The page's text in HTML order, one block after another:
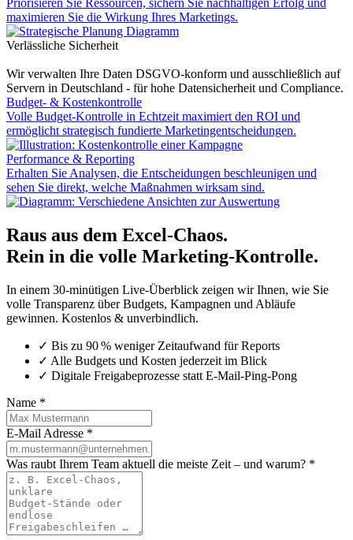
Priorisieren Sie Ressourcen, sichern Sie nachhaltigen Erfolg und
maximieren Sie die Wirkung Ihres Marketings.
Verlässliche Sicherheit
Wir verwalten Ihre Daten DSGVO-konform und ausschließlich auf
Servern in Deutschland - für hohe Datensicherheit und Compliance.
Budget- & Kostenkontrolle
Volle Budget-Kontrolle in Echtzeit maximiert den ROI und
ermöglicht strategisch fundierte Marketing­entscheidungen.
Performance & Reporting
Erhalten Sie Analysen, die Entscheidungen beschleunigen und
sehen Sie direkt, welche Maßnahmen wirksam sind.
Raus aus dem Excel-Chaos.
Rein in die volle Marketing-Kontrolle.
In einem 30‑minütigen Live‑Überblick zeigen wir Ihnen, wie Sie
volle Transparenz über Budgets, Kampagnen und Abläufe
gewinnen. Kostenlos & unverbindlich.
✓ Bis zu 90 % weniger Zeitaufwand für Reports
✓ Alle Budgets und Kosten jederzeit im Blick
✓ Digitale Freigabeprozesse statt E‑Mail‑Ping‑Pong
Name *
E-Mail Adresse *
Was raubt Ihrem Team aktuell die meiste Zeit – und warum? *